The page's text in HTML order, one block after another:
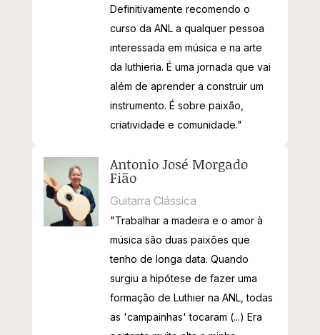
Definitivamente recomendo o
curso da ANL a qualquer pessoa
interessada em música e na arte
da luthieria. É uma jornada que vai
além de aprender a construir um
instrumento. É sobre paixão,
criatividade e comunidade."
Antonio José Morgado
Fião
Guitarra Clássica
"Trabalhar a madeira e o amor à
música são duas paixões que
tenho de longa data. Quando
surgiu a hipótese de fazer uma
formação de Luthier na ANL, todas
as 'campainhas' tocaram (...) Era